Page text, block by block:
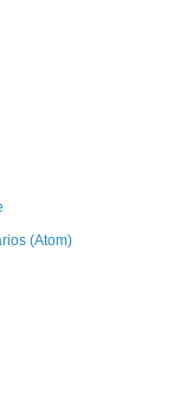
(Atom)